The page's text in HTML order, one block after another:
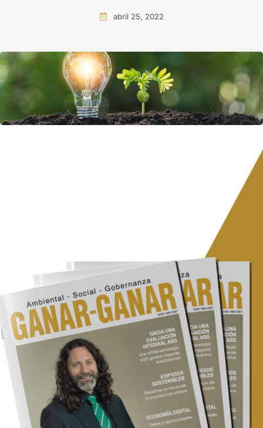
abril 25, 2022